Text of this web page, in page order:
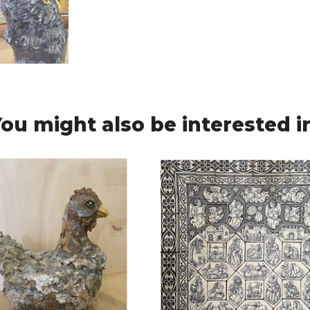
might also be interested